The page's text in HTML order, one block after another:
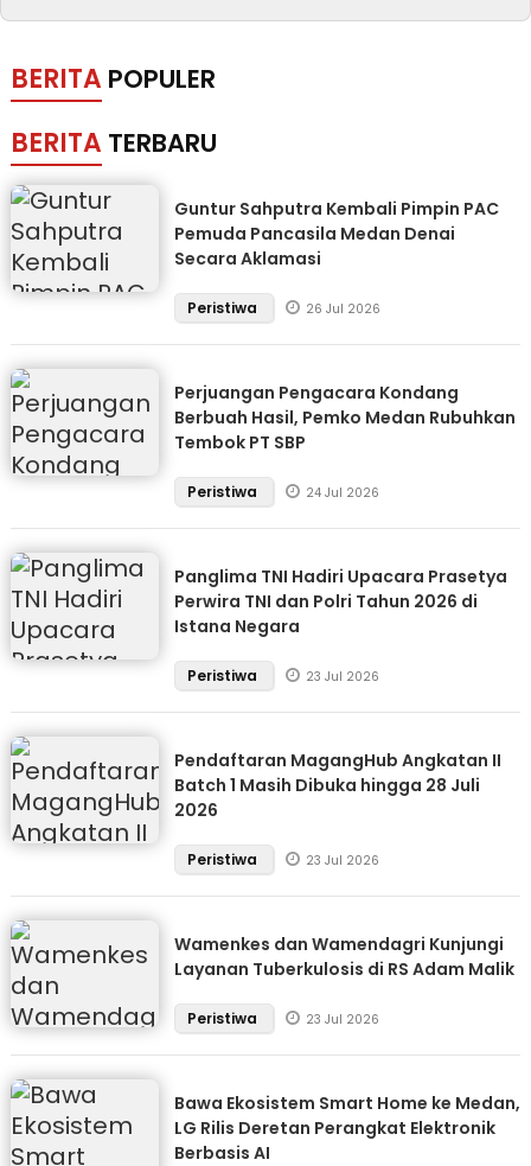
BERITA POPULER
BERITA TERBARU
Guntur Sahputra Kembali Pimpin PAC
Pemuda Pancasila Medan Denai
Secara Aklamasi
Peristiwa 26 Jul 2026
Perjuangan Pengacara Kondang
Berbuah Hasil, Pemko Medan Rubuhkan
Tembok PT SBP
Peristiwa 24 Jul 2026
Panglima TNI Hadiri Upacara Prasetya
Perwira TNI dan Polri Tahun 2026 di
Istana Negara
Peristiwa 23 Jul 2026
Pendaftaran MagangHub Angkatan II
Batch 1 Masih Dibuka hingga 28 Juli
2026
Peristiwa 23 Jul 2026
Wamenkes dan Wamendagri Kunjungi
Layanan Tuberkulosis di RS Adam Malik
Peristiwa 23 Jul 2026
Bawa Ekosistem Smart Home ke Medan,
LG Rilis Deretan Perangkat Elektronik
Berbasis AI